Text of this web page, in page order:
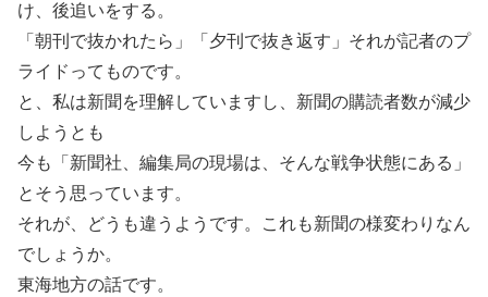
け、後追いをする。
「朝刊で抜かれたら」「夕刊で抜き返す」それが記者のプ
ライドってものです。
と、私は新聞を理解していますし、新聞の購読者数が減少
しようとも
今も「新聞社、編集局の現場は、そんな戦争状態にある」
とそう思っています。
それが、どうも違うようです。これも新聞の様変わりなん
でしょうか。
東海地方の話です。